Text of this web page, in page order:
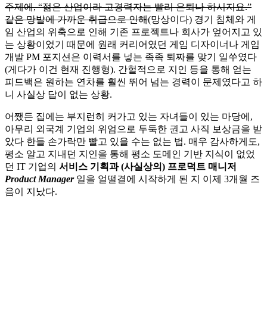
주제에, “젊은 산업이라 고경력자는 빨리 은퇴나 하시지요.”
같은 망발에 가까운 취급으로 인해(망상이다) 경기 침체와 게
임 산업의 위축으로 인해 기존 프로젝트나 회사가 엎어지고 있
는 상황이었기 때문에 원래 커리어였던 게임 디자이너나 게임
개발 PM 포지션은 이력서를 넣는 족족 퇴짜를 맞기 일쑤였다
(게다가 이건 현재 진행형). 간헐적으로 지인 등을 통해 얻는
피드백은 원하는 연차를 훨씬 뛰어 넘는 경력이 문제였다고 하
니 사실상 답이 없는 상황.
어쨌든 집에는 부지런히 커가고 있는 자녀들이 있는 마당에,
아무리 외국계 기업의 위엄으로 두둑한 권고 사직 보상금을 받
았다 한들 손가락만 빨고 있을 수는 없는 법. 매우 감사하게도,
평소 알고 지내던 지인을 통해 평소 도메인 기반 지식이 없었
던 IT 기업의 서비스 기획과 (사실상의) 프로덕트 매니저
Product Manager일을 얼떨결에 시작하게 된 지 이제 3개월 즈
음이 지났다.